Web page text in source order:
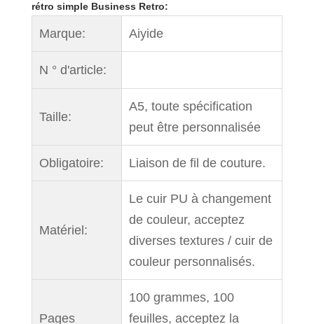
rétro simple Business Retro:
Marque: Aiyide
N ° d'article:
Taille:
A5, toute spécification
peut être personnalisée
Obligatoire: Liaison de fil de couture.
Matériel:
Le cuir PU à changement
de couleur, acceptez
diverses textures / cuir de
couleur personnalisés.
Pages
100 grammes, 100
feuilles, acceptez la